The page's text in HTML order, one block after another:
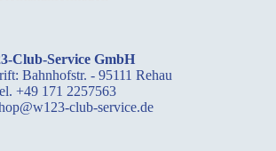
Club-Service GmbH
Bahnhofstr. - 95111 Rehau
+49 171 2257563
club-service.de